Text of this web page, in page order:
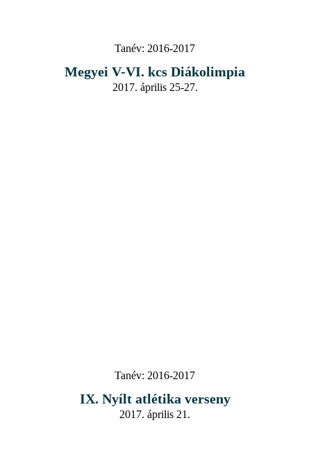
Tanév: 2016-2017
Megyei V-VI. kcs Diákolimpia
2017. április 25-27.
Tanév: 2016-2017
IX. Nyílt atlétika verseny
2017. április 21.